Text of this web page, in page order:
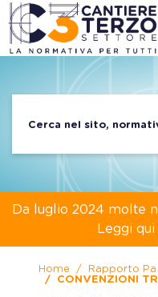
Da luglio 2024 molte
Leggi
Home
Rapporto
CONVENZIONI